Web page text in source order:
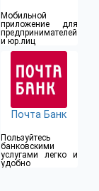
Мобильной
приложение для
предпринимателей
и юр.лиц
Почта Банк
Пользуйтесь
банковскими
услугами легко и
удобно